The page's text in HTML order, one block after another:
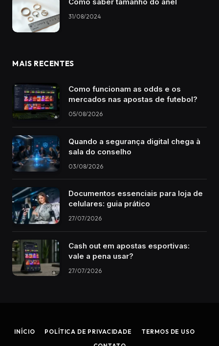
Como saber tamanho do anel
31/08/2024
MAIS RECENTES
Como funcionam as odds e os
mercados nas apostas de futebol?
05/08/2026
Quando a segurança digital chega à
sala do conselho
03/08/2026
Documentos essenciais para loja de
celulares: guia prático
27/07/2026
Cash out em apostas esportivas:
vale a pena usar?
27/07/2026
INÍCIO POLÍTICA DE PRIVACIDADE
TERMOS DE USO